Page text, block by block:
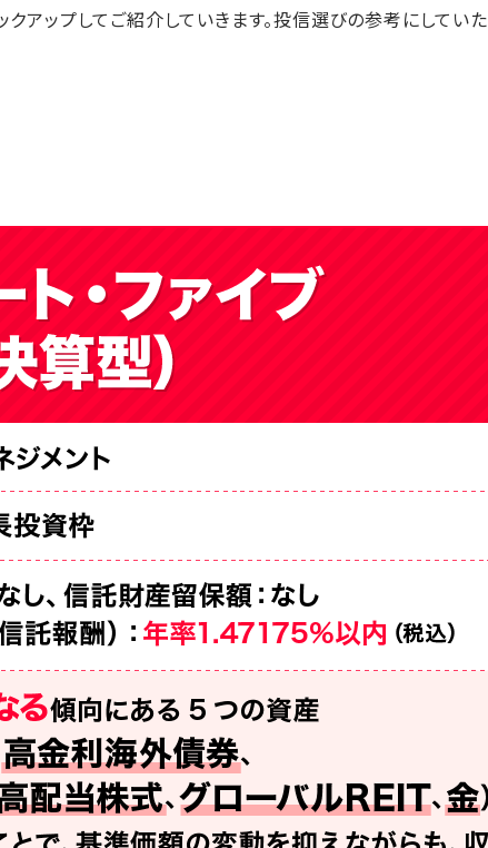
アップしてご紹介していきます。投信選びの参考にしてい